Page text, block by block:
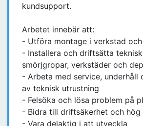
kundsupport.
Arbetet innebär att:
- Utföra montage i verkstad
- Installera och driftsätta
smörjgropar, verkstäder och
- Arbeta med service, underhåll
av teknisk utrustning
- Felsöka och lösa problem på
- Bidra till driftsäkerhet och hög
- Vara delaktig i att utveckla